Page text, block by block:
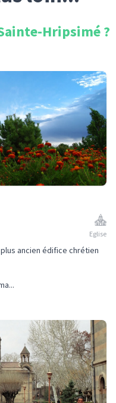
Hripsimé?
Eglise
ancien édifice chrétien